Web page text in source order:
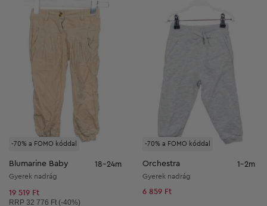
-70% a FOMO kóddal
Blumarine Baby 18-24m
Gyerek nadrág
19 519 Ft
Ajánlott ár:
RRP 32 776 Ft (-40%)
-70% a FOMO kóddal
Orchestra 1-2m
Gyerek nadrág
6 859 Ft